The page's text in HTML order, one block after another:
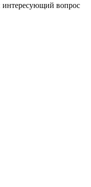
интересующий вопрос